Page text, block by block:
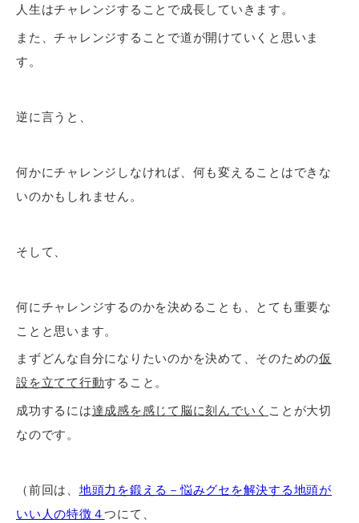
人生はチャレンジすることで成長していきます。
また、チャレンジすることで道が開けていくと思いま
す。
逆に言うと、
何かにチャレンジしなければ、何も変えることはできな
いのかもしれません。
そして、
何にチャレンジするのかを決めることも、とても重要な
ことと思います。
まずどんな自分になりたいのかを決めて、そのための仮
設を立てて行動すること。
成功するには達成感を感じて脳に刻んでいく ことが大切
なのです。
（前回は、 地頭力を鍛える－悩みグセを解決する地頭が
いい人の特徴４つにて、